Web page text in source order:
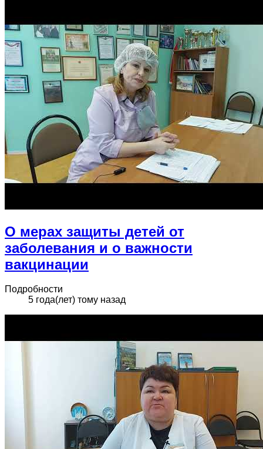
О мерах защиты детей от
заболевания и о важности
вакцинации
Подробности
5 года(лет) тому назад